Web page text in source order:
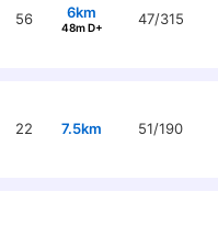
56 6km
48m D+ 47/315
22 7.5km 51/190